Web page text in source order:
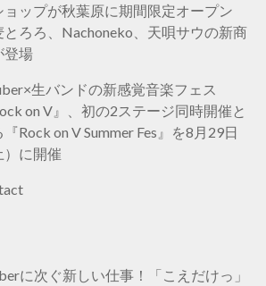
ョップが秋葉原に期間限定オープン
とろろ、Nachoneko、天唄サウの新商
登場
生バンドの新感覚音楽フェス
on V』、初の2ステージ同時開催と
『Rock on V Summer Fes』を8月29日
）に開催
に次ぐ新しい仕事！「こえだけっ」